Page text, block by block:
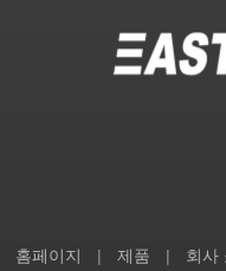
홈페이지 | 제품 | 회사